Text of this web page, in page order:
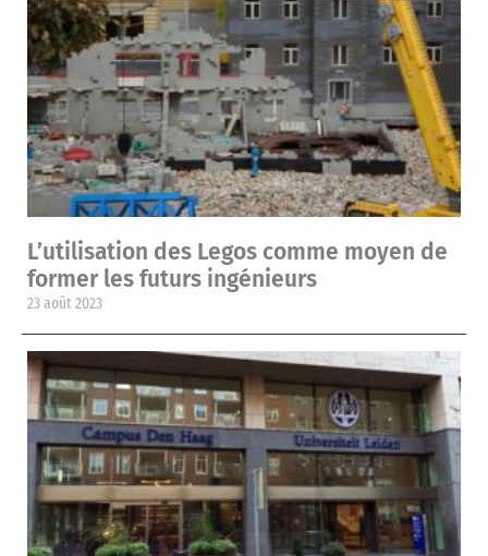
L’utilisation des Legos comme moyen de
former les futurs ingénieurs
23 août 2023